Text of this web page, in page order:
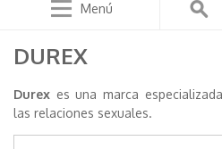
Menú
DUREX
Durex es una marca
las relaciones sexuales.